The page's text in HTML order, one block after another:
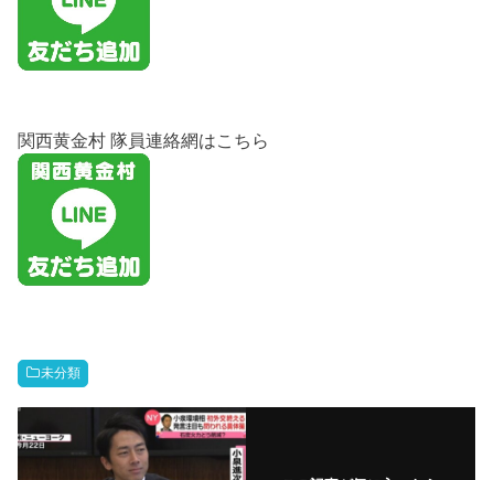
関西黄金村 隊員連絡網はこちら
未分類